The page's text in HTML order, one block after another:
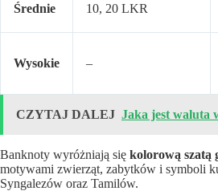
Średnie 10, 20 LKR
Wysokie –
CZYTAJ DALEJ Jaka jest waluta
Banknoty wyróżniają się kolorową szatą
motywami zwierząt, zabytków i symboli
Syngalezów oraz Tamilów.